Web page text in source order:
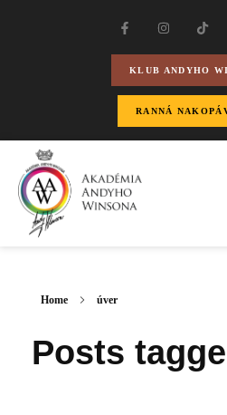
KLUB ANDYHO
RANNÁ
Home úver
Posts